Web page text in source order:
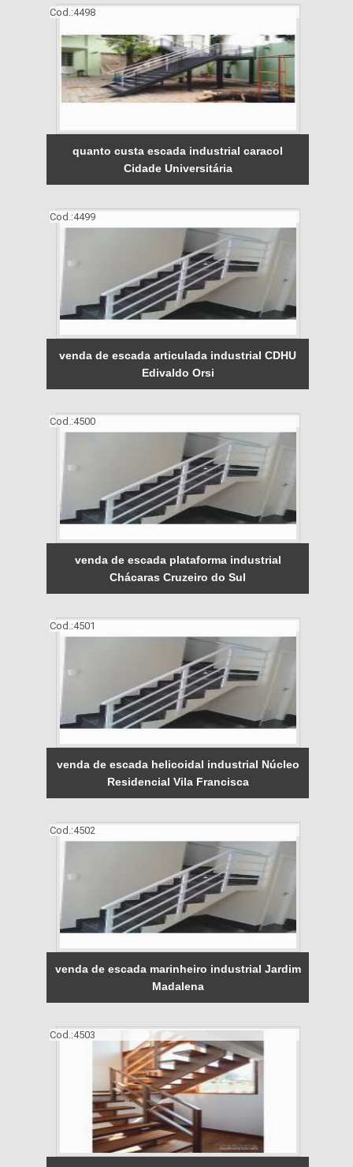
Cod.:4498
quanto custa escada industrial caracol
Cidade Universitária
Cod.:4499
venda de escada articulada industrial CDHU
Edivaldo Orsi
Cod.:4500
venda de escada plataforma industrial
Chácaras Cruzeiro do Sul
Cod.:4501
venda de escada helicoidal industrial Núcleo
Residencial Vila Francisca
Cod.:4502
venda de escada marinheiro industrial Jardim
Madalena
Cod.:4503